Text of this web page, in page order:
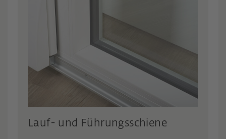
Lauf- und Führungsschiene